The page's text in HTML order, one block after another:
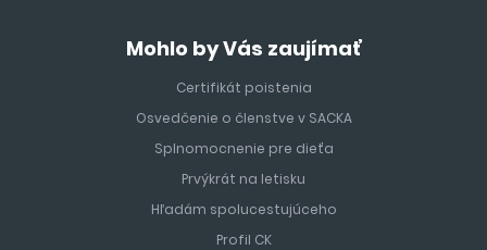
Mohlo by Vás zaujímať
Certifikát poistenia
Osvedčenie o členstve v SACKA
Splnomocnenie pre dieťa
Prvýkrát na letisku
Hľadám spolucestujúceho
Profil CK